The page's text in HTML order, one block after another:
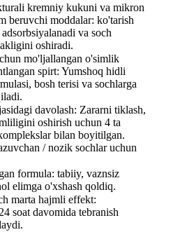
kremniy kukuni va mikron
beruvchi moddalar: ko'tarish
va soch
oshiradi.
mo'ljallangan o'simlik
spirt: Yumshoq hidli
bosh terisi va sochlarga
davolash: Zararni tiklash,
oshirish uchun 4 ta
bilan boyitilgan.
/ nozik sochlar uchun
formula: tabiiy, vaznsiz
elimga o'xshash qoldiq.
marta hajmli effekt:
soat davomida tebranish